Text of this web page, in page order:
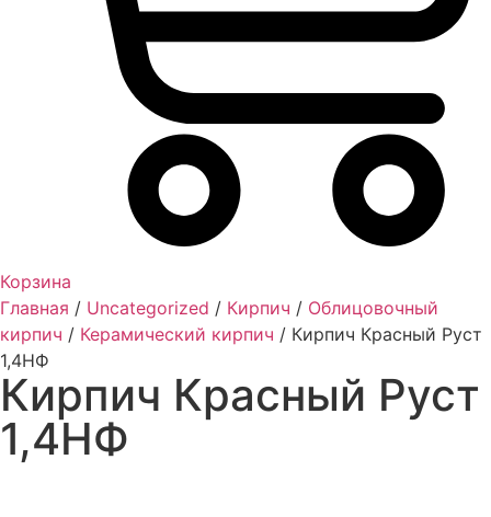
Корзина
Главная / Uncategorized / Кирпич / Облицовочный
кирпич / Керамический кирпич / Кирпич Красный Руст
1,4НФ
Кирпич Красный Руст
1,4НФ